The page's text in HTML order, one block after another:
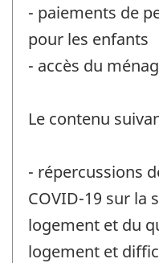
- paiements de
pour les enfants
- accès du
Le contenu
- répercussions
COVID-19 sur la
logement et du
logement et